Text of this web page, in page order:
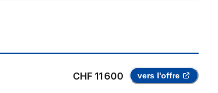
CHF 11 600 vers l'offre